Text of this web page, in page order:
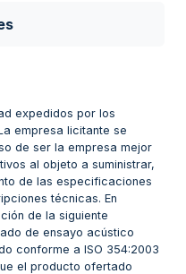
expedidos por los
empresa licitante se
de ser la empresa mejor
al objeto a suministrar,
de las especificaciones
técnicas. En
de la siguiente
de ensayo acústico
conforme a ISO 354:2003
el producto ofertado